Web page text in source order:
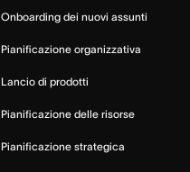
Onboarding dei nuovi assunti
Pianificazione organizzativa
Lancio di prodotti
Pianificazione delle risorse
Pianificazione strategica